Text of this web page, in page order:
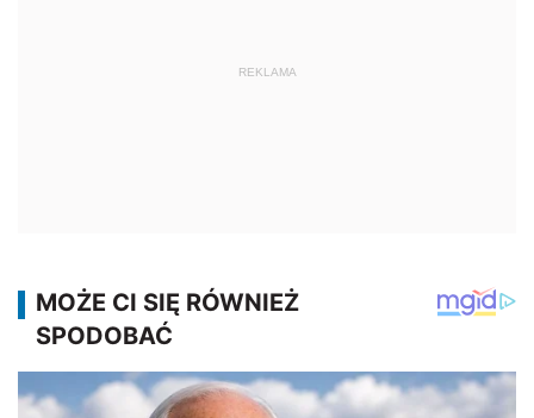
REKLAMA